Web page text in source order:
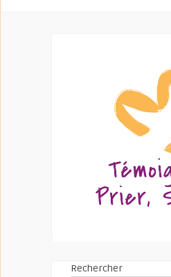
Rechercher